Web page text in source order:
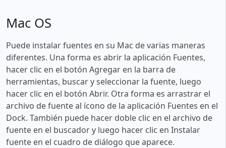
Mac OS
Puede instalar fuentes en su Mac de varias maneras
diferentes. Una forma es abrir la aplicación Fuentes,
hacer clic en el botón Agregar en la barra de
herramientas, buscar y seleccionar la fuente, luego
hacer clic en el botón Abrir. Otra forma es arrastrar el
archivo de fuente al ícono de la aplicación Fuentes en el
Dock. También puede hacer doble clic en el archivo de
fuente en el buscador y luego hacer clic en Instalar
fuente en el cuadro de diálogo que aparece.